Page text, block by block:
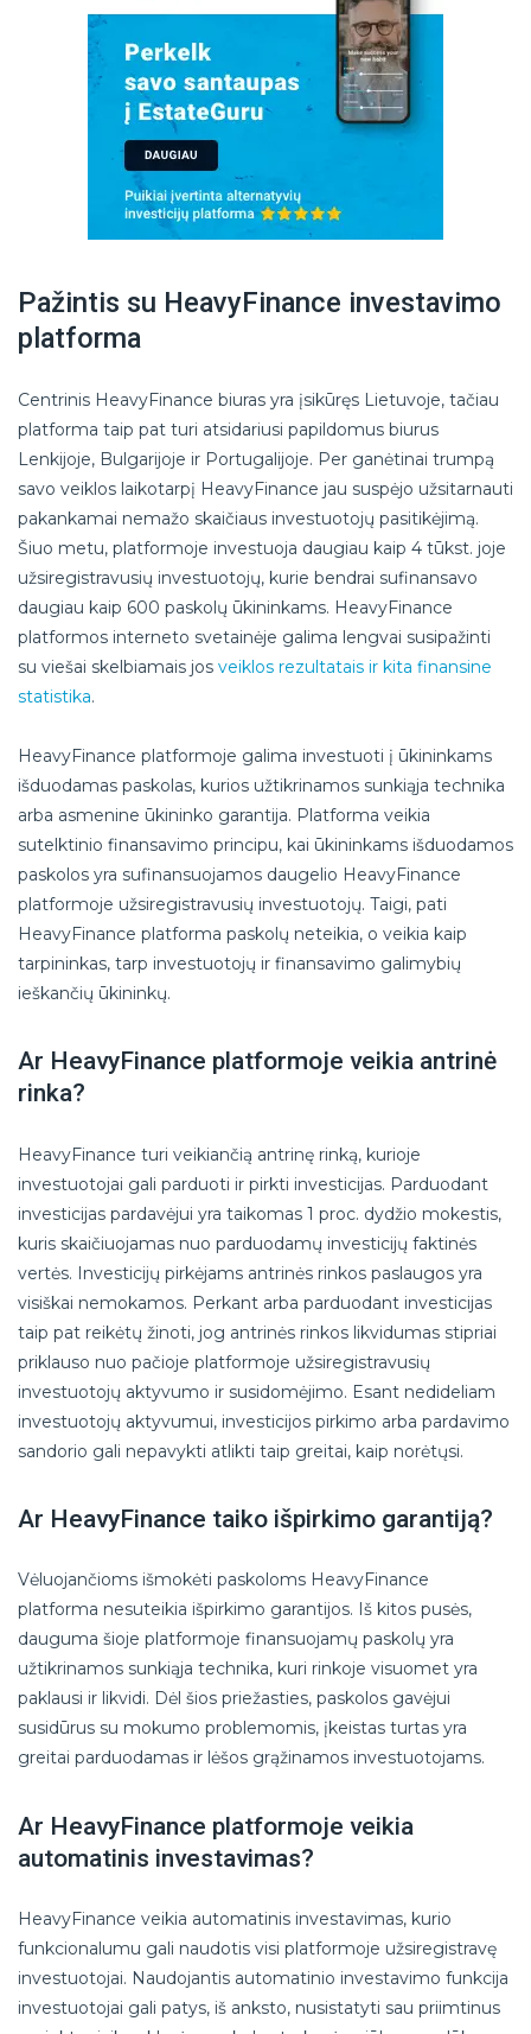
Pažintis su HeavyFinance investavimo
platforma
Centrinis HeavyFinance biuras yra įsikūręs Lietuvoje, tačiau
platforma taip pat turi atsidariusi papildomus biurus
Lenkijoje, Bulgarijoje ir Portugalijoje. Per ganėtinai trumpą
savo veiklos laikotarpį HeavyFinance jau suspėjo užsitarnauti
pakankamai nemažo skaičiaus investuotojų pasitikėjimą.
Šiuo metu, platformoje investuoja daugiau kaip 4 tūkst. joje
užsiregistravusių investuotojų, kurie bendrai sufinansavo
daugiau kaip 600 paskolų ūkininkams. HeavyFinance
platformos interneto svetainėje galima lengvai susipažinti
su viešai skelbiamais jos veiklos rezultatais ir kita finansine
statistika.
HeavyFinance platformoje galima investuoti į ūkininkams
išduodamas paskolas, kurios užtikrinamos sunkiąja technika
arba asmenine ūkininko garantija. Platforma veikia
sutelktinio finansavimo principu, kai ūkininkams išduodamos
paskolos yra sufinansuojamos daugelio HeavyFinance
platformoje užsiregistravusių investuotojų. Taigi, pati
HeavyFinance platforma paskolų neteikia, o veikia kaip
tarpininkas, tarp investuotojų ir finansavimo galimybių
ieškančių ūkininkų.
Ar HeavyFinance platformoje veikia antrinė
rinka?
HeavyFinance turi veikiančią antrinę rinką, kurioje
investuotojai gali parduoti ir pirkti investicijas. Parduodant
investicijas pardavėjui yra taikomas 1 proc. dydžio mokestis,
kuris skaičiuojamas nuo parduodamų investicijų faktinės
vertės. Investicijų pirkėjams antrinės rinkos paslaugos yra
visiškai nemokamos. Perkant arba parduodant investicijas
taip pat reikėtų žinoti, jog antrinės rinkos likvidumas stipriai
priklauso nuo pačioje platformoje užsiregistravusių
investuotojų aktyvumo ir susidomėjimo. Esant nedideliam
investuotojų aktyvumui, investicijos pirkimo arba pardavimo
sandorio gali nepavykti atlikti taip greitai, kaip norėtųsi.
Ar HeavyFinance taiko išpirkimo garantiją?
Vėluojančioms išmokėti paskoloms HeavyFinance
platforma nesuteikia išpirkimo garantijos. Iš kitos pusės,
dauguma šioje platformoje finansuojamų paskolų yra
užtikrinamos sunkiąja technika, kuri rinkoje visuomet yra
paklausi ir likvidi. Dėl šios priežasties, paskolos gavėjui
susidūrus su mokumo problemomis, įkeistas turtas yra
greitai parduodamas ir lėšos grąžinamos investuotojams.
Ar HeavyFinance platformoje veikia
automatinis investavimas?
HeavyFinance veikia automatinis investavimas, kurio
funkcionalumu gali naudotis visi platformoje užsiregistravę
investuotojai. Naudojantis automatinio investavimo funkcija
investuotojai gali patys, iš anksto, nusistatyti sau priimtinus